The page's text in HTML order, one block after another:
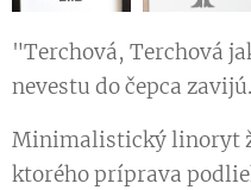
"Terchová, Terchová
nevestu do čepca
Minimalistický linoryt
ktorého príprava